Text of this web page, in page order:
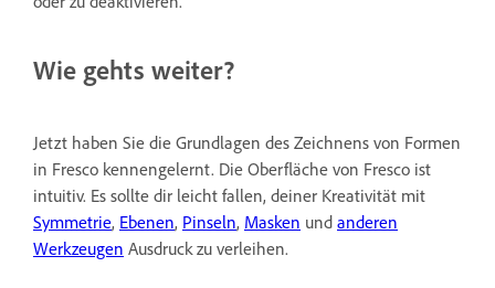
Wie gehts weiter?
Jetzt haben Sie die Grundlagen des Zeichnens von Formen
in Fresco kennengelernt. Die Oberfläche von Fresco ist
intuitiv. Es sollte dir leicht fallen, deiner Kreativität mit
Symmetrie, Ebenen, Pinseln, Masken und anderen
Werkzeugen Ausdruck zu verleihen.